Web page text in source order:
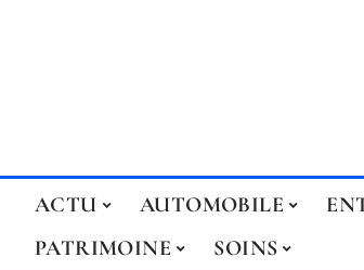
ACTU AUTOMOBILE
PATRIMOINE
SOINS